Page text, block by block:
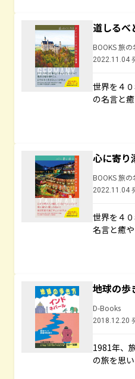
道しるべ
BOOKS 旅
2022.11.04
世界を４
の名言と
心に寄り
BOOKS 旅
2022.11.04
世界を４
名言と癒
地球の歩
D-Books
2018.12.20
1981年、
の旅を思